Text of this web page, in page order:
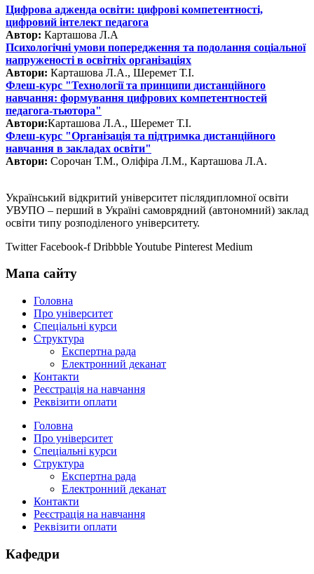
Цифрова адженда освіти: цифрові компетентності,
цифровий інтелект педагога
Автор: Карташова Л.А
Психологічні умови попередження та подолання соціальної
напруженості в освітніх організаціях
Автори: Карташова Л.А., Шеремет Т.І.
Флеш-курс "Технології та принципи дистанційного
навчання: формування цифрових компетентностей
педагога-тьютора"
Автори:Карташова Л.А., Шеремет Т.І.
Флеш-курс "Організація та підтримка дистанційного
навчання в закладах освіти"
Автори: Сорочан Т.М., Оліфіра Л.М., Карташова Л.А.
Український відкритий університет післядипломної освіти
УВУПО – перший в Україні самоврядний (автономний) заклад
освіти типу розподіленого університету.
Twitter Facebook-f DribbbleYoutube Pinterest Medium
Мапа сайту
Головна
Про університет
Спеціальні курси
Структура
Експертна рада
Електронний деканат
Контакти
Реєстрація на навчання
Реквізити оплати
Головна
Про університет
Спеціальні курси
Структура
Експертна рада
Електронний деканат
Контакти
Реєстрація на навчання
Реквізити оплати
Кафедри